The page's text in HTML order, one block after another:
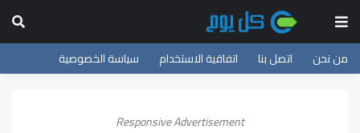
من نحن اتصل بنا اتفاقية الاستخدام سياسة الخصوصية
Responsive Advertisement